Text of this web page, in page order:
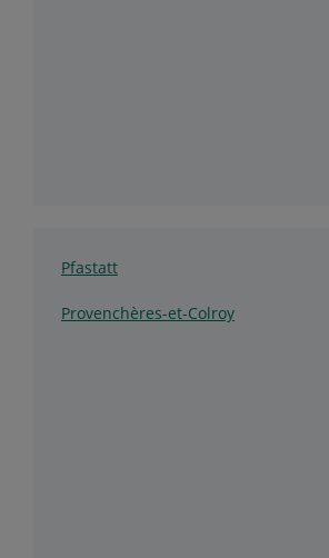
Pfastatt
Provenchères-et-Colroy